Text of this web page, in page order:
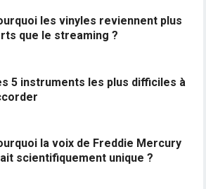
les vinyles reviennent plus
que le streaming ?
5 instruments les plus difficiles à
la voix de Freddie Mercury
scientifiquement unique ?